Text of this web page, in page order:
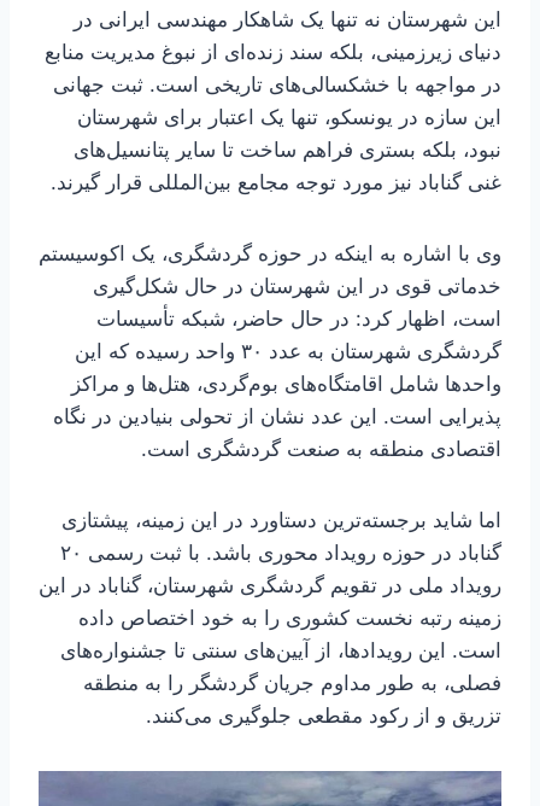
این شهرستان نه تنها یک شاهکار مهندسی ایرانی در
دنیای زیرزمینی، بلکه سند زنده‌ای از نبوغ مدیریت منابع
در مواجهه با خشکسالی‌های تاریخی است. ثبت جهانی
این سازه در یونسکو، تنها یک اعتبار برای شهرستان
نبود، بلکه بستری فراهم ساخت تا سایر پتانسیل‌های
غنی گناباد نیز مورد توجه مجامع بین‌المللی قرار گیرند.
وی با اشاره به اینکه در حوزه گردشگری، یک اکوسیستم
خدماتی قوی در این شهرستان در حال شکل‌گیری
است، اظهار کرد: در حال حاضر، شبکه تأسیسات
گردشگری شهرستان به عدد ۳۰ واحد رسیده که این
واحدها شامل اقامتگاه‌های بوم‌گردی، هتل‌ها و مراکز
پذیرایی است. این عدد نشان از تحولی بنیادین در نگاه
اقتصادی منطقه به صنعت گردشگری است.
اما شاید برجسته‌ترین دستاورد در این زمینه، پیشتازی
گناباد در حوزه رویداد محوری باشد. با ثبت رسمی ۲۰
رویداد ملی در تقویم گردشگری شهرستان، گناباد در این
زمینه رتبه نخست کشوری را به خود اختصاص داده
است. این رویدادها، از آیین‌های سنتی تا جشنواره‌های
فصلی، به طور مداوم جریان گردشگر را به منطقه
تزریق و از رکود مقطعی جلوگیری می‌کنند.